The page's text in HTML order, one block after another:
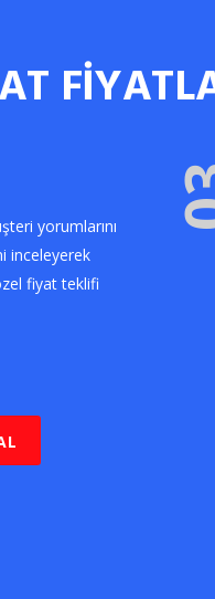
yorumlarını
inceleyerek
fiyat teklifi